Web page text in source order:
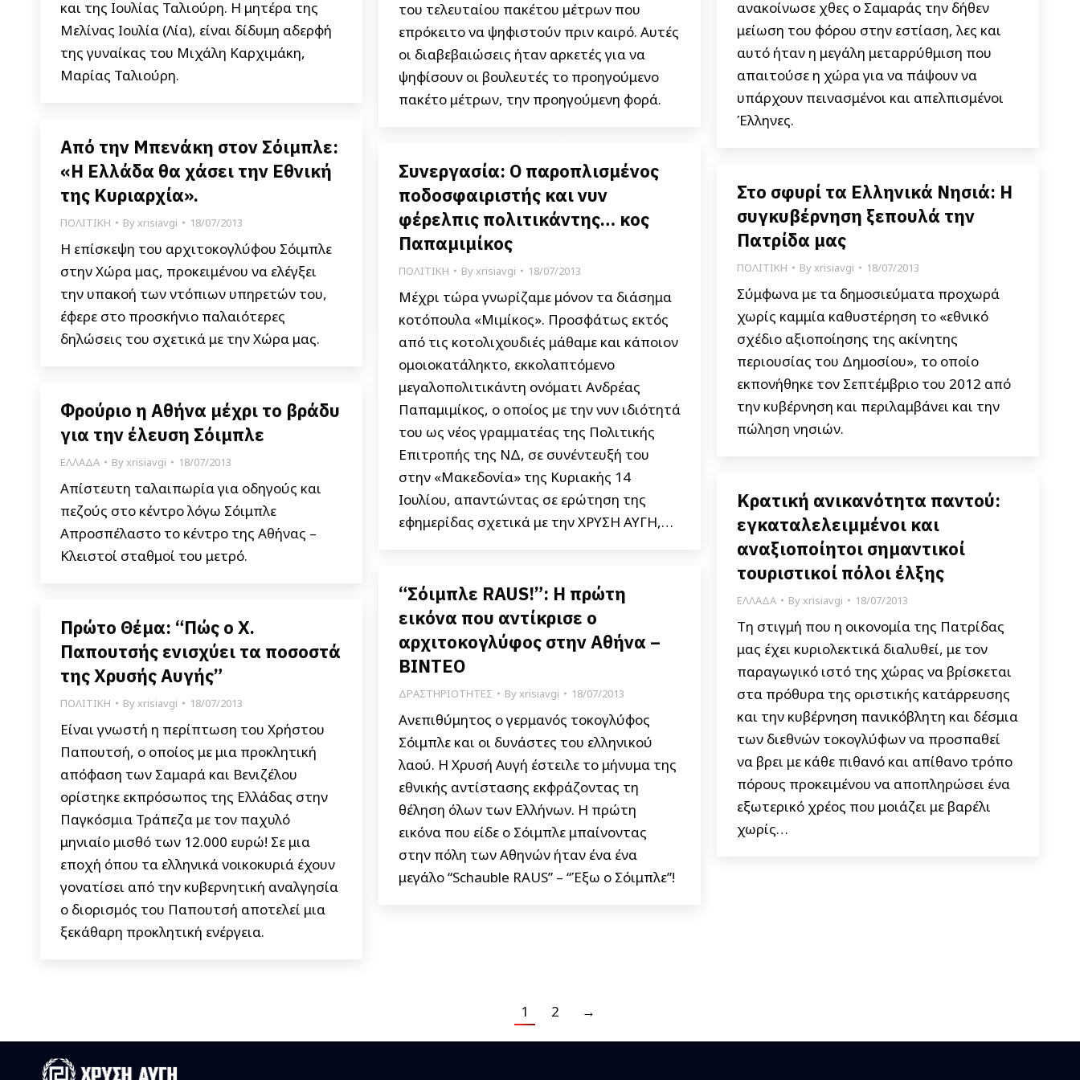
και της Ιουλίας Ταλιούρη. Η μητέρα της
Μελίνας Ιουλία (Λία), είναι δίδυμη αδερφή
της γυναίκας του Μιχάλη Καρχιμάκη,
Μαρίας Ταλιούρη.
του τελευταίου πακέτου μέτρων που
επρόκειτο να ψηφιστούν πριν καιρό. Αυτές
οι διαβεβαιώσεις ήταν αρκετές για να
ψηφίσουν οι βουλευτές το προηγούμενο
πακέτο μέτρων, την προηγούμενη φορά.
ανακοίνωσε χθες ο Σαμαράς την δήθεν
μείωση του φόρου στην εστίαση, λες και
αυτό ήταν η μεγάλη μεταρρύθμιση που
απαιτούσε η χώρα για να πάψουν να
υπάρχουν πεινασμένοι και απελπισμένοι
Έλληνες.
Από την Μπενάκη στον Σόιμπλε:
«Η Ελλάδα θα χάσει την Εθνική
της Κυριαρχία».
ΠΟΛΙΤΙΚΗ Byxrisiavgi 18/07/2013
Η επίσκεψη του αρχιτοκογλύφου Σόιμπλε
στην Χώρα μας, προκειμένου να ελέγξει
την υπακοή των ντόπιων υπηρετών του,
έφερε στο προσκήνιο παλαιότερες
δηλώσεις του σχετικά με την Χώρα μας.
Συνεργασία: Ο παροπλισμένος
ποδοσφαιριστής και νυν
φέρελπις πολιτικάντης… κος
Παπαμιμίκος
ΠΟΛΙΤΙΚΗ Byxrisiavgi 18/07/2013
Μέχρι τώρα γνωρίζαμε μόνον τα διάσημα
κοτόπουλα «Μιμίκος». Προσφάτως εκτός
από τις κοτολιχουδιές μάθαμε και κάποιον
ομοιοκατάληκτο, εκκολαπτόμενο
μεγαλοπολιτικάντη ονόματι Ανδρέας
Παπαμιμίκος, ο οποίος με την νυν ιδιότητά
του ως νέος γραμματέας της Πολιτικής
Επιτροπής της ΝΔ, σε συνέντευξή του
στην «Μακεδονία» της Κυριακής 14
Ιουλίου, απαντώντας σε ερώτηση της
εφημερίδας σχετικά με την ΧΡΥΣΗ ΑΥΓΗ,…
Στο σφυρί τα Ελληνικά Νησιά: H
συγκυβέρνηση ξεπουλά την
Πατρίδα μας
ΠΟΛΙΤΙΚΗ Byxrisiavgi 18/07/2013
Σύμφωνα με τα δημοσιεύματα προχωρά
χωρίς καμμία καθυστέρηση το «εθνικό
σχέδιο αξιοποίησης της ακίνητης
περιουσίας του Δημοσίου», το οποίο
εκπονήθηκε τον Σεπτέμβριο του 2012 από
την κυβέρνηση και περιλαμβάνει και την
πώληση νησιών.
Φρούριο η Αθήνα μέχρι το βράδυ
για την έλευση Σόιμπλε
ΕΛΛΑΔΑ Byxrisiavgi 18/07/2013
Απίστευτη ταλαιπωρία για οδηγούς και
πεζούς στο κέντρο λόγω Σόιμπλε
Απροσπέλαστο το κέντρο της Αθήνας –
Κλειστοί σταθμοί του μετρό.
Κρατική ανικανότητα παντού:
εγκαταλελειμμένοι και
αναξιοποίητοι σημαντικοί
τουριστικοί πόλοι έλξης
ΕΛΛΑΔΑ Byxrisiavgi 18/07/2013
Τη στιγμή που η οικονομία της Πατρίδας
μας έχει κυριολεκτικά διαλυθεί, με τον
παραγωγικό ιστό της χώρας να βρίσκεται
στα πρόθυρα της οριστικής κατάρρευσης
και την κυβέρνηση πανικόβλητη και δέσμια
των διεθνών τοκογλύφων να προσπαθεί
να βρει με κάθε πιθανό και απίθανο τρόπο
πόρους προκειμένου να αποπληρώσει ένα
εξωτερικό χρέος που μοιάζει με βαρέλι
χωρίς…
“Σόιμπλε RAUS!”: Η πρώτη
εικόνα που αντίκρισε ο
αρχιτοκογλύφος στην Αθήνα –
ΒΙΝΤΕΟ
ΔΡΑΣΤΗΡΙΟΤΗΤΕΣ Byxrisiavgi 18/07/2013
Ανεπιθύμητος ο γερμανός τοκογλύφος
Σόιμπλε και οι δυνάστες του ελληνικού
λαού. Η Χρυσή Αυγή έστειλε το μήνυμα της
εθνικής αντίστασης εκφράζοντας τη
θέληση όλων των Ελλήνων. Η πρώτη
εικόνα που είδε ο Σόιμπλε μπαίνοντας
στην πόλη των Αθηνών ήταν ένα ένα
μεγάλο “Schauble RAUS” – “Έξω ο Σόιμπλε”!
Πρώτο Θέμα: “Πώς ο Χ.
Παπουτσής ενισχύει τα ποσοστά
της Χρυσής Αυγής”
ΠΟΛΙΤΙΚΗ Byxrisiavgi 18/07/2013
Είναι γνωστή η περίπτωση του Χρήστου
Παπουτσή, ο οποίος με μια προκλητική
απόφαση των Σαμαρά και Βενιζέλου
ορίστηκε εκπρόσωπος της Ελλάδας στην
Παγκόσμια Τράπεζα με τον παχυλό
μηνιαίο μισθό των 12.000 ευρώ! Σε μια
εποχή όπου τα ελληνικά νοικοκυριά έχουν
γονατίσει από την κυβερνητική αναλγησία
ο διορισμός του Παπουτσή αποτελεί μια
ξεκάθαρη προκλητική ενέργεια.
1 2 →